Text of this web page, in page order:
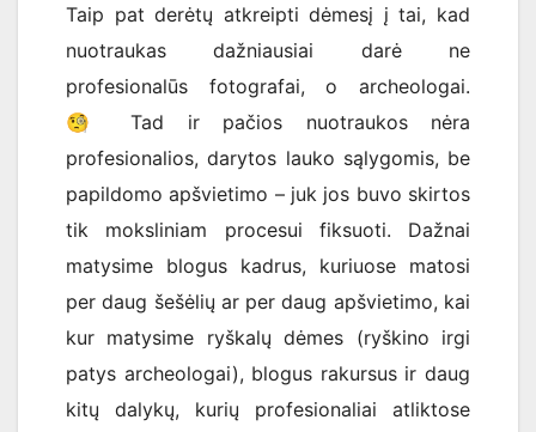
Taip pat derėtų atkreipti dėmesį į tai, kad
nuotraukas dažniausiai darė ne
profesionalūs fotografai, o archeologai.
🧐
Tad ir pačios nuotraukos nėra
profesionalios, darytos lauko sąlygomis, be
papildomo apšvietimo – juk jos buvo skirtos
tik moksliniam procesui fiksuoti. Dažnai
matysime blogus kadrus, kuriuose matosi
per daug šešėlių ar per daug apšvietimo, kai
kur matysime ryškalų dėmes (ryškino irgi
patys archeologai), blogus rakursus ir daug
kitų dalykų, kurių profesionaliai atliktose